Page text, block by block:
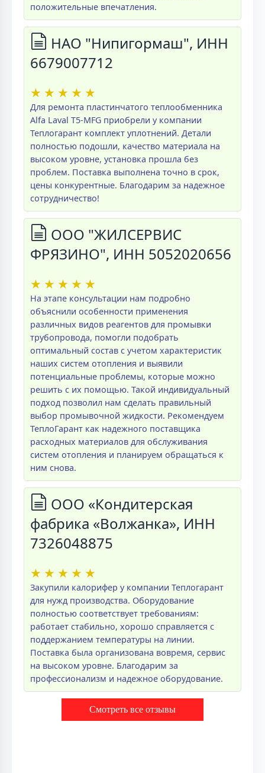
положительные впечатления.
НАО "Нипигормаш", ИНН
6679007712
★ ★ ★ ★ ★
Для ремонта пластинчатого теплообменника
Alfa Laval T5-MFG приобрели у компании
Теплогарант комплект уплотнений. Детали
полностью подошли, качество материала на
высоком уровне, установка прошла без
проблем. Поставка выполнена точно в срок,
цены конкурентные. Благодарим за надежное
сотрудничество!
ООО "ЖИЛСЕРВИС
ФРЯЗИНО", ИНН 5052020656
★ ★ ★ ★ ★
На этапе консультации нам подробно
объяснили особенности применения
различных видов реагентов для промывки
трубопровода, помогли подобрать
оптимальный состав с учетом характеристик
наших систем отопления и выявили
потенциальные проблемы, которые можно
решить с их помощью. Такой индивидуальный
подход позволил нам сделать правильный
выбор промывочной жидкости. Рекомендуем
ТеплоГарант как надежного поставщика
расходных материалов для обслуживания
систем отопления и планируем обращаться к
ним снова.
ООО «Кондитерская
фабрика «Волжанка», ИНН
7326048875
★ ★ ★ ★ ★
Закупили калорифер у компании Теплогарант
для нужд производства. Оборудование
полностью соответствует требованиям:
работает стабильно, хорошо справляется с
поддержанием температуры на линии.
Поставка была организована вовремя, сервис
на высоком уровне. Благодарим за
профессионализм и надежное оборудование.
Смотреть все отзывы